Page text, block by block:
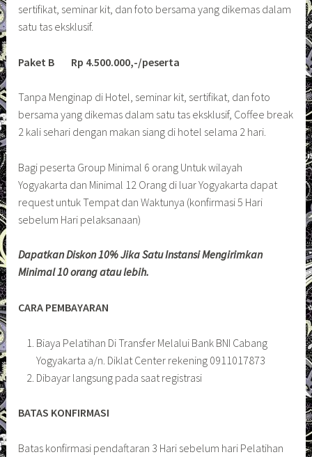
sertifikat, seminar kit, dan foto bersama yang dikemas dalam
satu tas eksklusif.
Paket B Rp 4.500.000,-/peserta
Tanpa Menginap di Hotel, seminar kit, sertifikat, dan foto
bersama yang dikemas dalam satu tas eksklusif, Coffee break
2 kali sehari dengan makan siang di hotel selama 2 hari.
Bagi peserta Group Minimal 6 orang Untuk wilayah
Yogyakarta dan Minimal 12 Orang di luar Yogyakarta dapat
request untuk Tempat dan Waktunya (konfirmasi 5 Hari
sebelum Hari pelaksanaan)
Dapatkan Diskon 10% Jika Satu Instansi Mengirimkan
Minimal 10 orang atau lebih.
CARA PEMBAYARAN
Biaya Pelatihan Di Transfer Melalui Bank BNI Cabang
Yogyakarta a/n. Diklat Center rekening 0911017873
Dibayar langsung pada saat registrasi
BATAS KONFIRMASI
Batas konfirmasi pendaftaran 3 Hari sebelum hari Pelatihan